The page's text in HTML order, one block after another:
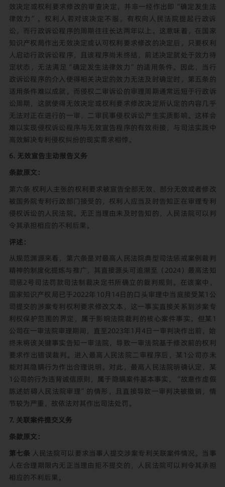
效决定或权利要求修改的审查决定，并非一经作出即“确定发生法
律效力”。权利人若对该决定不服，有权向人民法院提起行政诉
讼，而行政诉讼程序的周期往往长达两年以上。这意味着，在国家
知识产权局作出无效决定或认可权利要求修改的决定后，只要权利
人启动行政诉讼程序，且该程序尚未终结，前述决定就处于效力待
定状态，无法满足“确定发生法律效力”的适用条件。因此，当行
政诉讼程序的介入使得相关决定的效力无法及时确定时，第五条的
适用条件难以成就。而侵权二审诉讼的审理周期通常远短于行政诉
讼周期，这就使得无效决定或权利要求修改决定所认定的内容几乎
无法对正在进行的一审、二审民事侵权诉讼产生实质影响。这样会
难以实现侵权诉讼程序与无效宣告程序的有效衔接，与司法实践中
高效解决专利侵权纠纷的现实需求相悖。
6. 无效宣告主动报告义务
条款原文：
第六条 权利人主张的权利要求被宣告全部无效、部分无效或者修改
被国务院专利行政部门接受的，权利人应当及时告知正在审理专利
侵权诉讼的人民法院。无正当理由未及时告知的，人民法院可以判
令其承担相应的不利后果。
评述：
从规范渊源来看，第六条是对最高人民法院典型司法惩戒案例裁判
精神的制度化提炼与推广，其直接源头可追溯至（2024）最高法知
司惩2号司法罚款司法制裁决定书所确立的裁判规则。在该案中，
国家知识产权局已于2022年10月14日的口头审理中当庭接受某1公
司提交的涉案专利权利要求修改文本，这一事实直接关系到涉案专
利权保护范围的界定，属于影响法院裁判的核心案件事实。但某1
公司在一审法院审理期间，直至2023年1月4日一审判决作出前，始
终未将该关键事实告知一审法院，导致一审法院基于修改前的权利
要求作出错误裁判。进入最高人民法院二审程序后，某1公司亦未
能对其隐瞒行为作出合理说明。对此，最高人民法院明确认定，某
1公司的行为违背诚信原则，属于隐瞒案件基本事实、“故意作虚假
陈述妨碍人民法院审理”的情形，且直接导致一审判决被撤销，情
节较为严重，故依法对其作出司法处罚。
7. 关联案件提交义务
条款原文：
第七条 人民法院可以要求当事人提交涉案专利关联案件情况。当事
人在合理期限内无正当理由拒不提交的，人民法院可以判令其承担
相应的不利后果。